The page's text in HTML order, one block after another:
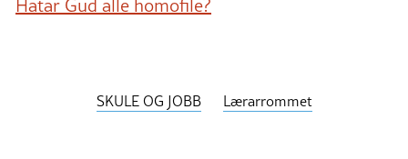
Hatar Gud alle homofile?
SKULE OG JOBB Lærarrommet